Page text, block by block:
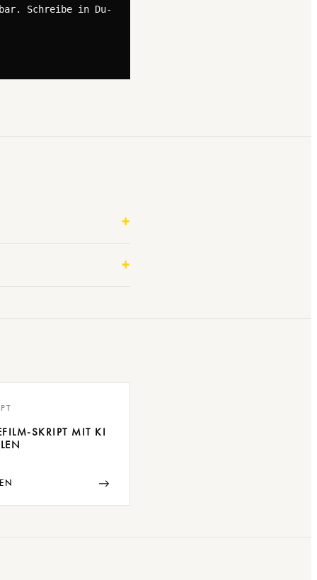
Schreibe in Du-
SKRIPT MIT KI
→